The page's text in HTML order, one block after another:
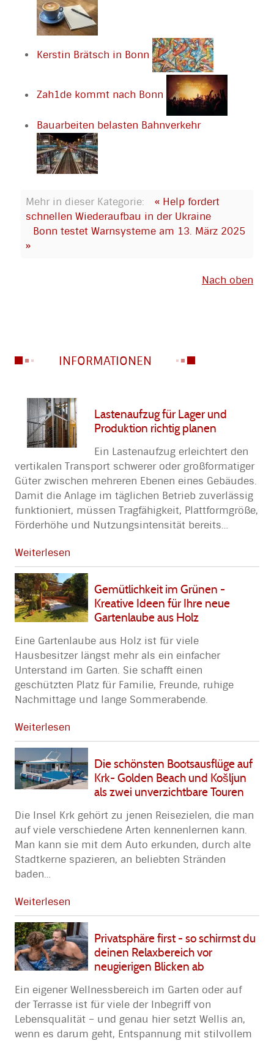
Kerstin Brätsch in Bonn
Zah1de kommt nach Bonn
Bauarbeiten belasten Bahnverkehr
Mehr in dieser Kategorie:
« Help fordert
schnellen Wiederaufbau in der Ukraine
Bonn testet Warnsysteme am 13. März 2025
»
Nach oben
INFORMATIONEN
Lastenaufzug für Lager und
Produktion richtig planen
Ein Lastenaufzug erleichtert den
vertikalen Transport schwerer oder großformatiger
Güter zwischen mehreren Ebenen eines Gebäudes.
Damit die Anlage im täglichen Betrieb zuverlässig
funktioniert, müssen Tragfähigkeit, Plattformgröße,
Förderhöhe und Nutzungsintensität bereits…
Weiterlesen
Gemütlichkeit im Grünen -
Kreative Ideen für Ihre neue
Gartenlaube aus Holz
Eine Gartenlaube aus Holz ist für viele
Hausbesitzer längst mehr als ein einfacher
Unterstand im Garten. Sie schafft einen
geschützten Platz für Familie, Freunde, ruhige
Nachmittage und lange Sommerabende.
Weiterlesen
Die schönsten Bootsausflüge auf
Krk- Golden Beach und Košljun
als zwei unverzichtbare Touren
Die Insel Krk gehört zu jenen Reisezielen, die man
auf viele verschiedene Arten kennenlernen kann.
Man kann sie mit dem Auto erkunden, durch alte
Stadtkerne spazieren, an beliebten Stränden
baden…
Weiterlesen
Privatsphäre first - so schirmst du
deinen Relaxbereich vor
neugierigen Blicken ab
Ein eigener Wellnessbereich im Garten oder auf
der Terrasse ist für viele der Inbegriff von
Lebensqualität – und genau hier setzt Wellis an,
wenn es darum geht, Entspannung mit stilvollem